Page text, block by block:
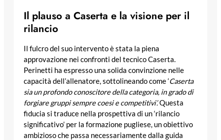
Il plauso a Caserta e la visione per il
rilancio
Il fulcro del suo intervento è stata la piena
approvazione nei confronti del tecnico Caserta.
Perinetti ha espresso una solida convinzione nelle
capacità dell’allenatore, sottolineando come ‘Caserta
sia un profondo conoscitore della categoria, in grado di
forgiare gruppi sempre coesi e competitivi’.Questa
fiducia si traduce nella prospettiva di un ‘rilancio
significativo’ per la formazione pugliese, un obiettivo
ambizioso che passa necessariamente dalla guida